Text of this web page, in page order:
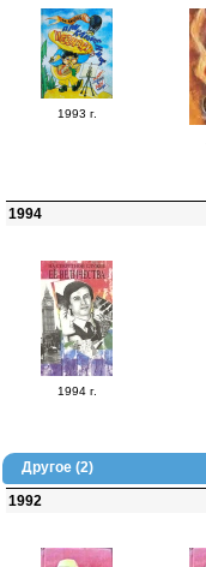
1993 г.
1994
1994 г.
Другое (2)
1992